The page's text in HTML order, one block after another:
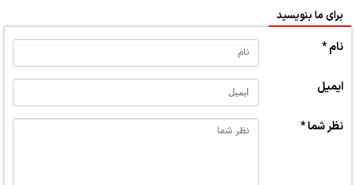
برای ما بنویسید
نام *
ایمیل
نظر شما *